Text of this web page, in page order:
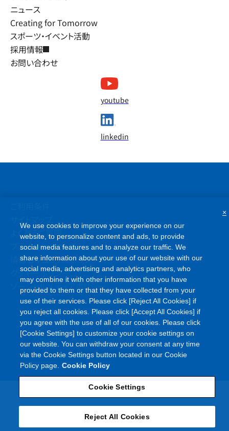
ニュース
Creating for Tomorrow
スポーツ・イベント活動
採用情報
お問い合わせ
youtube
linkedin
よくあるご質問
プライバシーポリシー
情報セキュリティポリシー
クッキーポリシー
ソーシャルメディアポリシー
Copyright© Asahi Kasei Corporation. All rights reserved
We use cookies to improve your experience on our
website, to personalize content and ads, to provide
social media features and to analyze our traffic. We
share information about your use of our website with our
social media, advertising and analytics partners, who
may combine it with other information that you have
provided to them or that they have collected from your
use of their services. Please click [Reject All Cookies] if
you reject all cookies. Please click [Accept All Cookies] if
you agree with the use of all of our cookies. Please click
[Cookie Settings] to customize your cookie settings on
our website. You can withdraw your consent at any time
via the Cookie Settings button located in our Cookie
Policy page. Cookie Policy
Cookie Settings
Reject All Cookies
×